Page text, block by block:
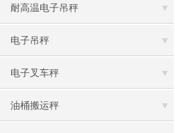
耐高温电子吊秤
电子吊秤
电子叉车秤
油桶搬运秤